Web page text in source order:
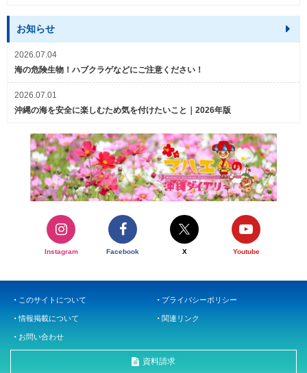
お知らせ
2026.07.04
海の危険生物！ハブクラゲなどにご注意ください！
2026.07.01
沖縄の海を安全に楽しむため気を付けたいこと｜2026年版
Instagram Facebook X Youtube
このサイトについて プライバシーポリシー
情報掲載について 関連リンク
お問い合わせ
資料請求